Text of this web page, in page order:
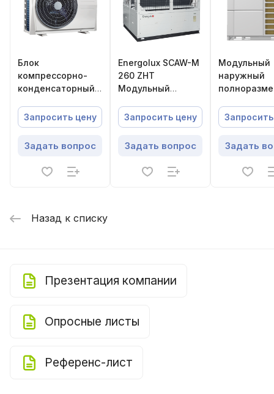
Блок
компрессорно-
конденсаторный
SCCU24C1BF
Запросить цену
Задать вопрос
Energolux SCAW-M
260 ZHT
Модульный
Запросить цену
Задать вопрос
Модульный
наружный
Energolux
Задать
Назад к списку
Презентация компании
Опросные листы
Референс-лист